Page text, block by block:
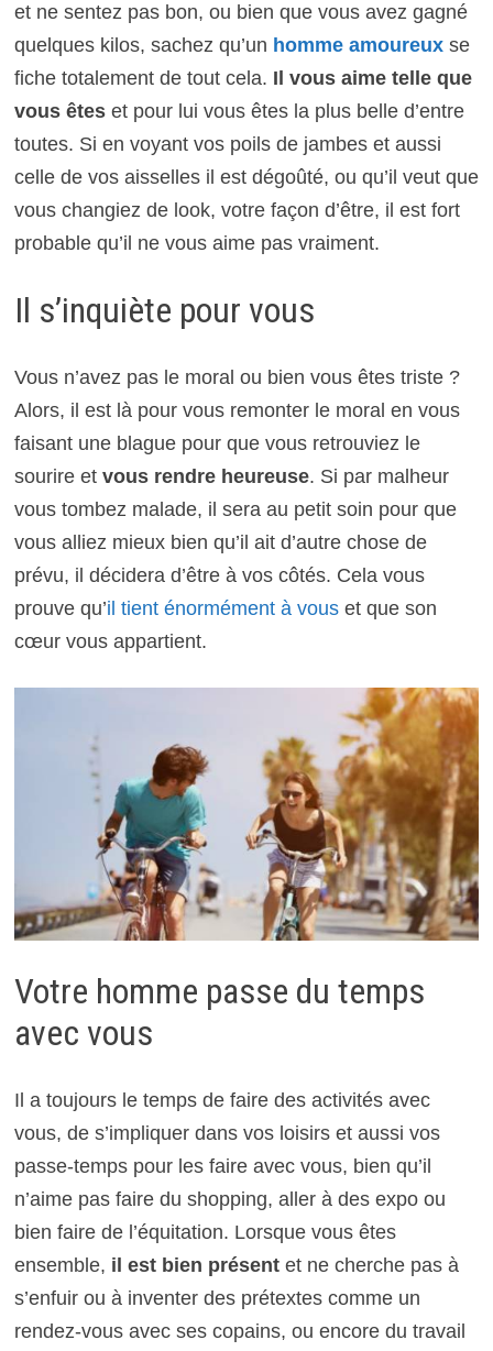
et ne sentez pas bon, ou bien que vous avez gagné
quelques kilos, sachez qu’un homme amoureuxse
fiche totalement de tout cela. Il vous aime telle que
vous êteset pour lui vous êtes la plus belle d’entre
toutes. Si en voyant vos poils de jambes et aussi
celle de vos aisselles il est dégoûté, ou qu’il veut que
vous changiez de look, votre façon d’être, il est fort
probable qu’il ne vous aime pas vraiment.
Il s’inquiète pour vous
Vous n’avez pas le moral ou bien vous êtes triste ?
Alors, il est là pour vous remonter le moral en vous
faisant une blague pour que vous retrouviez le
sourire et vous rendre heureuse. Si par malheur
vous tombez malade, il sera au petit soin pour que
vous alliez mieux bien qu’il ait d’autre chose de
prévu, il décidera d’être à vos côtés. Cela vous
prouve qu’il tient énormément à vouset que son
cœur vous appartient.
Votre homme passe du temps
avec vous
Il a toujours le temps de faire des activités avec
vous, de s’impliquer dans vos loisirs et aussi vos
passe-temps pour les faire avec vous, bien qu’il
n’aime pas faire du shopping, aller à des expo ou
bien faire de l’équitation. Lorsque vous êtes
ensemble, il est bien présentet ne cherche pas à
s’enfuir ou à inventer des prétextes comme un
rendez-vous avec ses copains, ou encore du travail